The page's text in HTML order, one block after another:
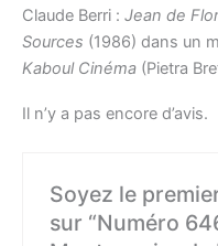
Claude Berri : Jean de
Sources (1986) dans un
Kaboul Cinéma (Pietra
Il n’y a pas encore d’avis.
Soyez le
sur “Numéro